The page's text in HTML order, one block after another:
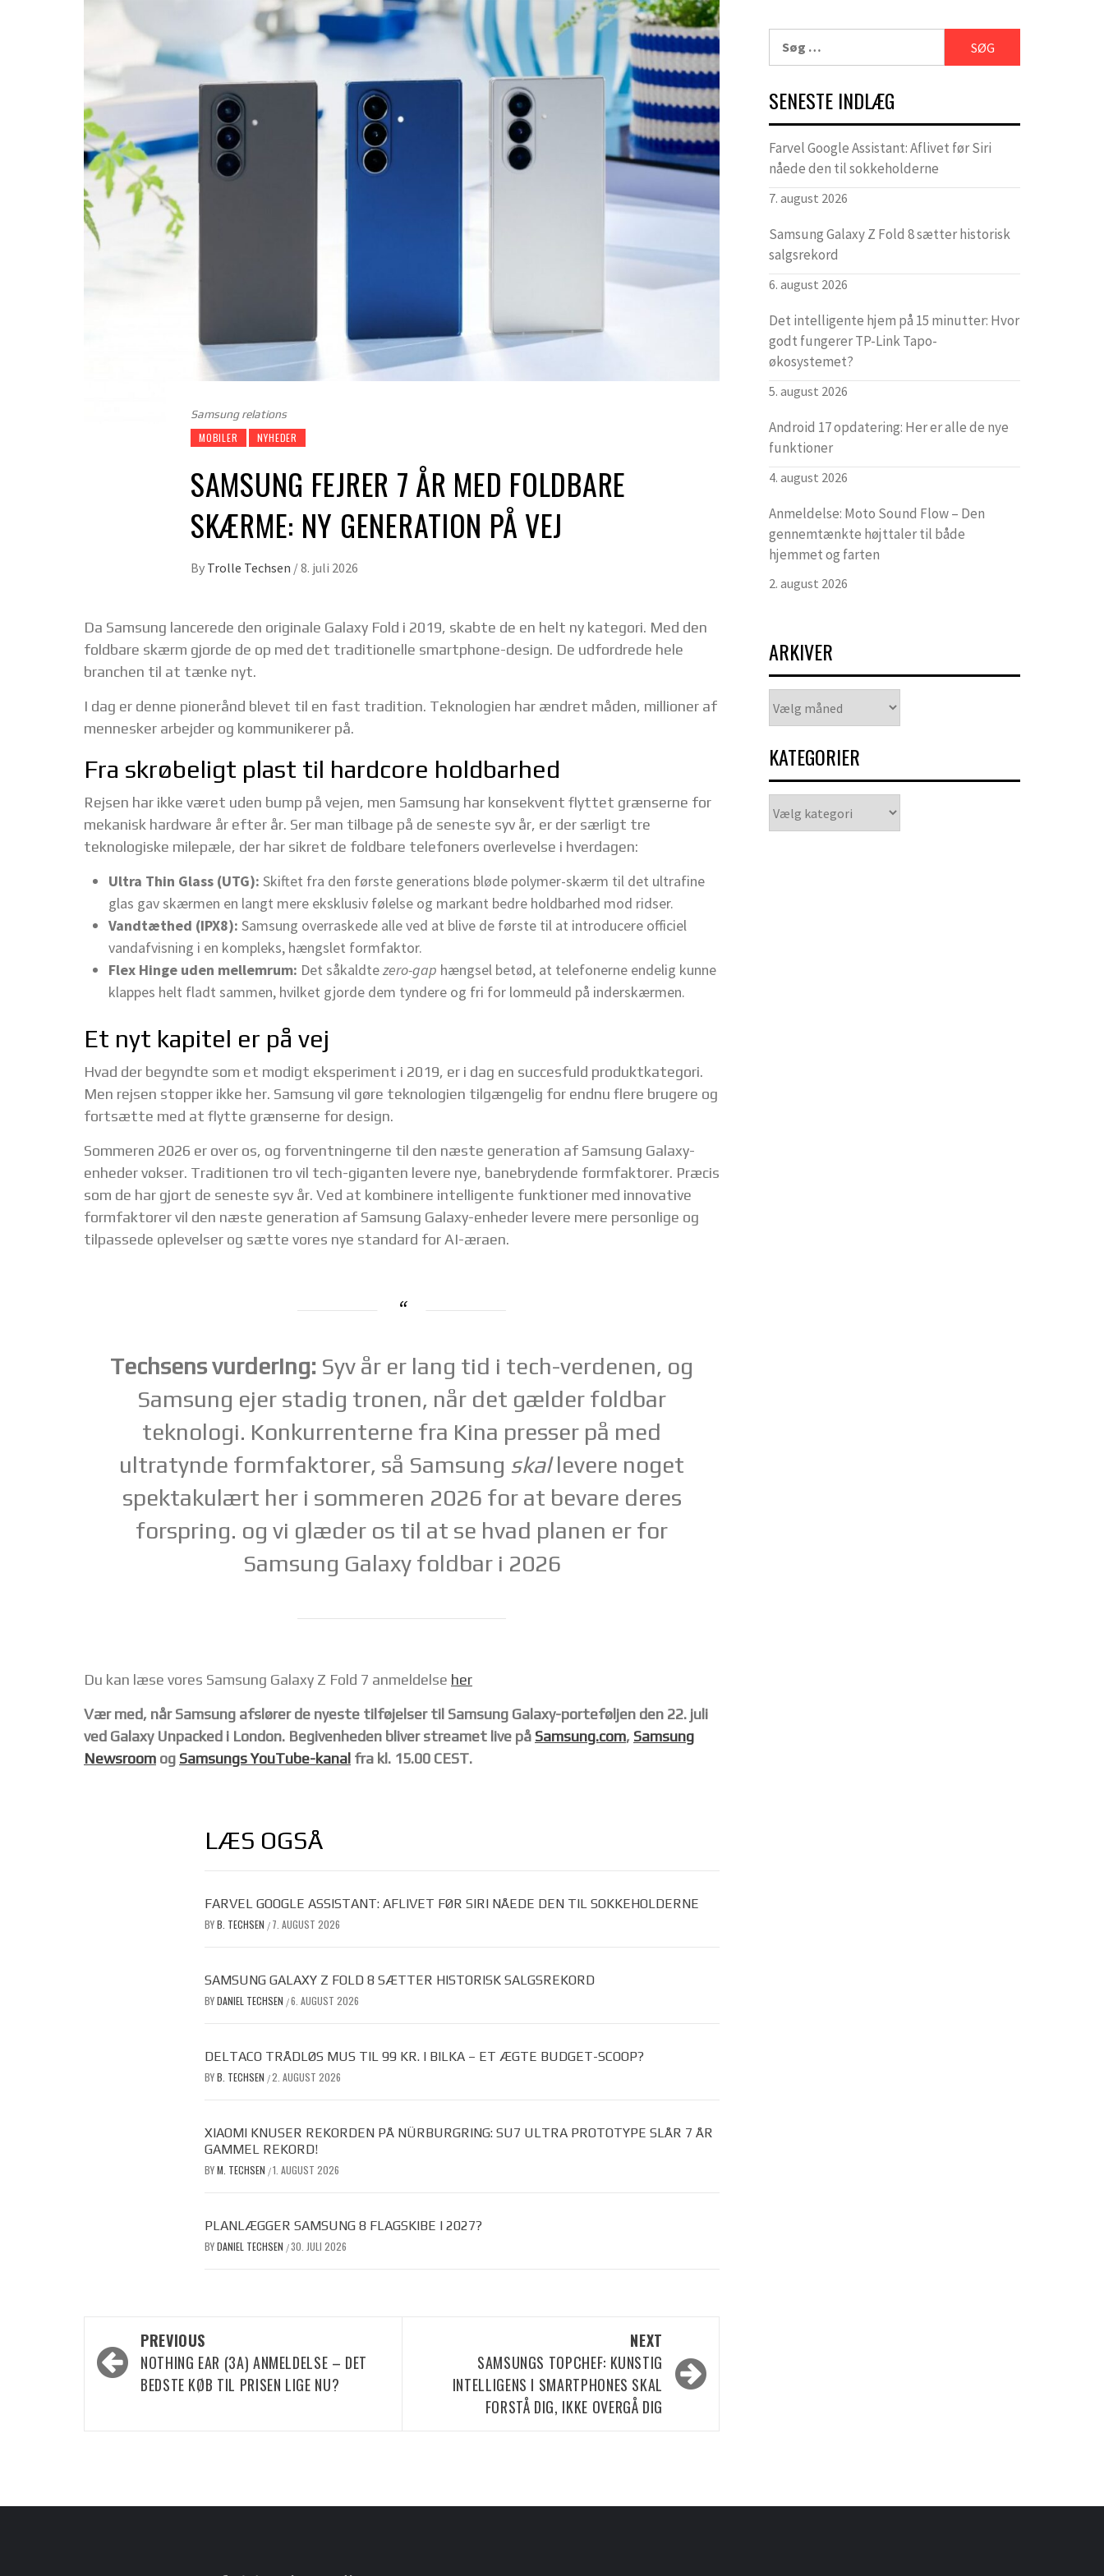
Samsung relations
MOBILER NYHEDER
SAMSUNG FEJRER 7 ÅR MED FOLDBARE
SKÆRME: NY GENERATION PÅ VEJ
By Trolle Techsen /8. juli 2026
Da Samsung lancerede den originale Galaxy Fold i 2019, skabte de en helt ny kategori. Med den
foldbare skærm gjorde de op med det traditionelle smartphone-design. De udfordrede hele
branchen til at tænke nyt.
I dag er denne pionerånd blevet til en fast tradition. Teknologien har ændret måden, millioner af
mennesker arbejder og kommunikerer på.
Fra skrøbeligt plast til hardcore holdbarhed
Rejsen har ikke været uden bump på vejen, men Samsung har konsekvent flyttet grænserne for
mekanisk hardware år efter år. Ser man tilbage på de seneste syv år, er der særligt tre
teknologiske milepæle, der har sikret de foldbare telefoners overlevelse i hverdagen:
Ultra Thin Glass (UTG): Skiftet fra den første generations bløde polymer-skærm til det ultrafine
glas gav skærmen en langt mere eksklusiv følelse og markant bedre holdbarhed mod ridser.
Vandtæthed (IPX8): Samsung overraskede alle ved at blive de første til at introducere officiel
vandafvisning i en kompleks, hængslet formfaktor.
Flex Hinge uden mellemrum: Det såkaldtezero-gap hængsel betød, at telefonerne endelig kunne
klappes helt fladt sammen, hvilket gjorde dem tyndere og fri for lommeuld på inderskærmen.
Et nyt kapitel er på vej
Hvad der begyndte som et modigt eksperiment i 2019, er i dag en succesfuld produktkategori.
Men rejsen stopper ikke her. Samsung vil gøre teknologien tilgængelig for endnu flere brugere og
fortsætte med at flytte grænserne for design.
Sommeren 2026 er over os, og forventningerne til den næste generation af Samsung Galaxy-
enheder vokser. Traditionen tro vil tech-giganten levere nye, banebrydende formfaktorer. Præcis
som de har gjort de seneste syv år. Ved at kombinere intelligente funktioner med innovative
formfaktorer vil den næste generation af Samsung Galaxy-enheder levere mere personlige og
tilpassede oplevelser og sætte vores nye standard for AI-æraen.
Techsens vurdering: Syv år er lang tid i tech-verdenen, og
Samsung ejer stadig tronen, når det gælder foldbar
teknologi. Konkurrenterne fra Kina presser på med
ultratynde formfaktorer, så Samsung skallevere noget
spektakulært her i sommeren 2026 for at bevare deres
forspring. og vi glæder os til at se hvad planen er for
Samsung Galaxy foldbar i 2026
Du kan læse vores Samsung Galaxy Z Fold 7 anmeldelse her
Vær med, når Samsung afslører de nyeste tilføjelser til Samsung Galaxy-porteføljen den 22. juli
ved Galaxy Unpacked i London. Begivenheden bliver streamet live på Samsung.com, Samsung
Newsroom og Samsungs YouTube-kanal fra kl. 15.00 CEST.
LÆS OGSÅ
FARVEL GOOGLE ASSISTANT: AFLIVET FØR SIRI NÅEDE DEN TIL SOKKEHOLDERNE
BYB. TECHSEN / 7. AUGUST 2026
SAMSUNG GALAXY Z FOLD 8 SÆTTER HISTORISK SALGSREKORD
BYDANIEL TECHSEN /6. AUGUST 2026
DELTACO TRÅDLØS MUS TIL 99 KR. I BILKA – ET ÆGTE BUDGET-SCOOP?
BYB. TECHSEN /2. AUGUST 2026
XIAOMI KNUSER REKORDEN PÅ NÜRBURGRING: SU7 ULTRA PROTOTYPE SLÅR 7 ÅR
GAMMEL REKORD!
BYM. TECHSEN /1. AUGUST 2026
PLANLÆGGER SAMSUNG 8 FLAGSKIBE I 2027?
BYDANIEL TECHSEN /30. JULI 2026
Post
navigation
PREVIOUS
NOTHING EAR (3A) ANMELDELSE – DET
BEDSTE KØB TIL PRISEN LIGE NU?
NEXT
SAMSUNGS TOPCHEF: KUNSTIG
INTELLIGENS I SMARTPHONES SKAL
FORSTÅ DIG, IKKE OVERGÅ DIG
efter:
SENESTE INDLÆG
Farvel Google Assistant: Aflivet før Siri
nåede den til sokkeholderne
7. august 2026
Samsung Galaxy Z Fold 8 sætter historisk
salgsrekord
6. august 2026
Det intelligente hjem på 15 minutter: Hvor
godt fungerer TP-Link Tapo-
økosystemet?
5. august 2026
Android 17 opdatering: Her er alle de nye
funktioner
4. august 2026
Anmeldelse: Moto Sound Flow – Den
gennemtænkte højttaler til både
hjemmet og farten
2. august 2026
ARKIVER
KATEGORIER